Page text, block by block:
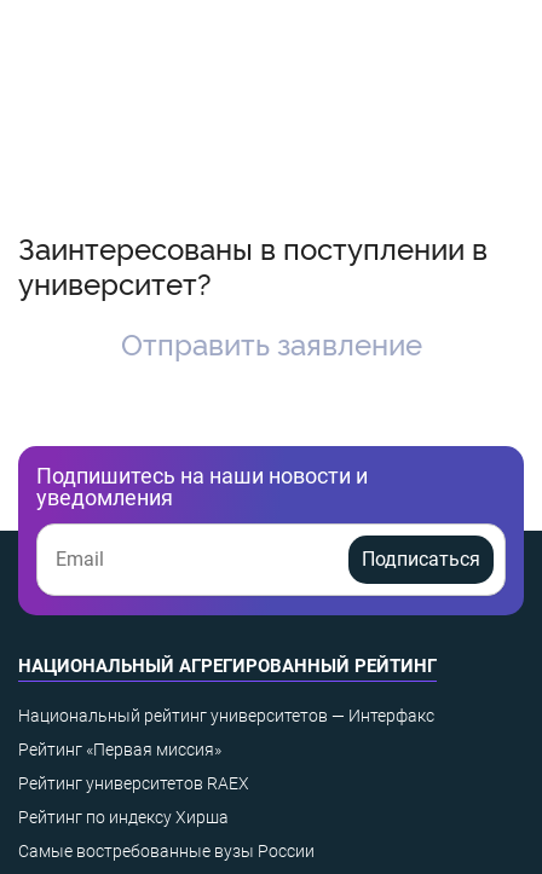
Заинтересованы в поступлении в
университет?
Отправить заявление
Подпишитесь на наши новости и
уведомления
Подписаться
НАЦИОНАЛЬНЫЙ АГРЕГИРОВАННЫЙ РЕЙТИНГ
Национальный рейтинг университетов — Интерфакс
Рейтинг «Первая миссия»
Рейтинг университетов RAEX
Рейтинг по индексу Хирша
Самые востребованные вузы России